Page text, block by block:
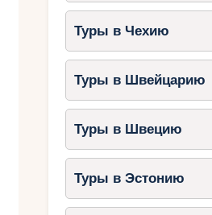
Туры в Чехию
Туры в Швейцарию
Туры в Швецию
Туры в Эстонию